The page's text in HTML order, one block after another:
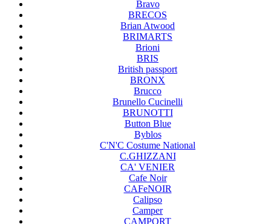
Bravo
BRECOS
Brian Atwood
BRIMARTS
Brioni
BRIS
British passport
BRONX
Brucco
Brunello Cucinelli
BRUNOTTI
Button Blue
Byblos
C'N'C Costume National
C.GHIZZANI
CA' VENIER
Cafe Noir
CAFeNOIR
Calipso
Camper
CAMPORT